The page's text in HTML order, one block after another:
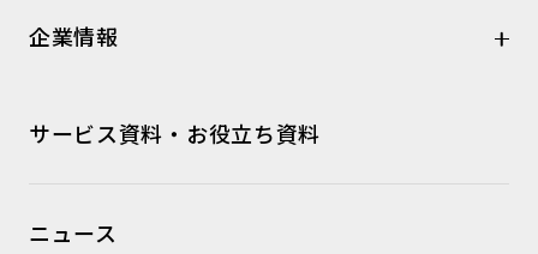
企業情報
サービス資料・お役立ち資料
ニュース